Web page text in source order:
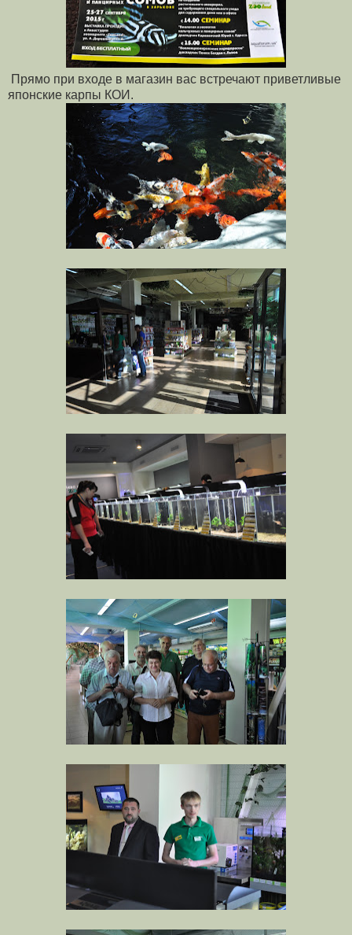
Прямо при входе в магазин вас встречают приветливые
японские карпы КОИ.